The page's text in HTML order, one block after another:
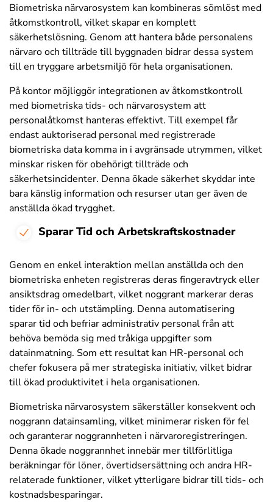
Biometriska närvarosystem kan kombineras sömlöst med
åtkomstkontroll, vilket skapar en komplett
säkerhetslösning. Genom att hantera både personalens
närvaro och tillträde till byggnaden bidrar dessa system
till en tryggare arbetsmiljö för hela organisationen.
På kontor möjliggör integrationen av åtkomstkontroll
med biometriska tids- och närvarosystem att
personalåtkomst hanteras effektivt. Till exempel får
endast auktoriserad personal med registrerade
biometriska data komma in i avgränsade utrymmen, vilket
minskar risken för obehörigt tillträde och
säkerhetsincidenter. Denna ökade säkerhet skyddar inte
bara känslig information och resurser utan ger även de
anställda ökad trygghet.
Sparar Tid och Arbetskraftskostnader
Genom en enkel interaktion mellan anställda och den
biometriska enheten registreras deras fingeravtryck eller
ansiktsdrag omedelbart, vilket noggrant markerar deras
tider för in- och utstämpling. Denna automatisering
sparar tid och befriar administrativ personal från att
behöva bemöda sig med tråkiga uppgifter som
datainmatning. Som ett resultat kan HR-personal och
chefer fokusera på mer strategiska initiativ, vilket bidrar
till ökad produktivitet i hela organisationen.
Biometriska närvarosystem säkerställer konsekvent och
noggrann datainsamling, vilket minimerar risken för fel
och garanterar noggrannheten i närvaroregistreringen.
Denna ökade noggrannhet innebär mer tillförlitliga
beräkningar för löner, övertidsersättning och andra HR-
relaterade funktioner, vilket ytterligare bidrar till tids- och
kostnadsbesparingar.